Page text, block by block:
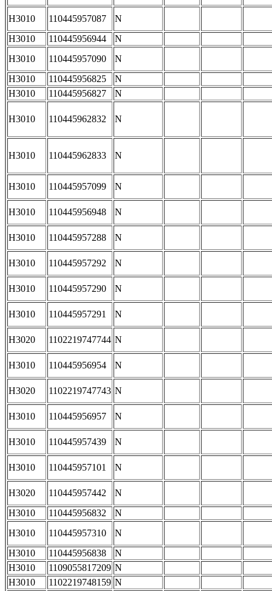
H3010 110445957087
N
H3010
110445956944
N
H3010
110445957090
N
H3010
110445956825
N
H3010
110445956827 N
H3010 110445962832 N
H3010 110445962833 N
H3010 110445957099 N
H3010 110445956948 N
H3010 110445957288 N
H3010 110445957292 N
H3010 110445957290 N
H3010 110445957291 N
H3020 1102219747744 N
H3010 110445956954 N
H3020 1102219747743 N
H3010 110445956957 N
H3010 110445957439 N
H3010 110445957101 N
H3020 110445957442
N
H3010
110445956832
N
H3010
110445957310
N
H3010
110445956838
N
H3010
1109055817209 N
H3010
1102219748159 N